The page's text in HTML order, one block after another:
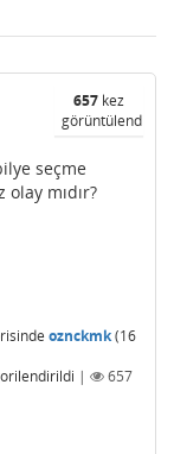
657 kez
görüntülendi
seçme
olay mıdır?
oznckmk(16
|
657